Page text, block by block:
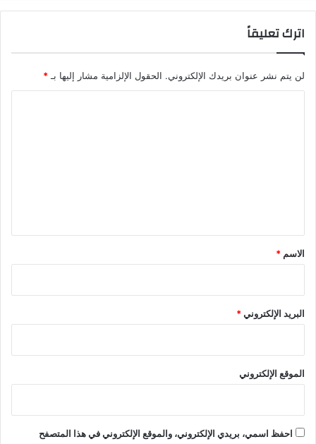
اترك تعليقاً
لن يتم نشر عنوان بريدك الإلكتروني. الحقول الإلزامية مشار إليها بـ *
*
الاسم *
البريد الإلكتروني*
الموقع الإلكتروني
احفظ اسمي، بريدي الإلكتروني، والموقع الإلكتروني في هذا المتصفح